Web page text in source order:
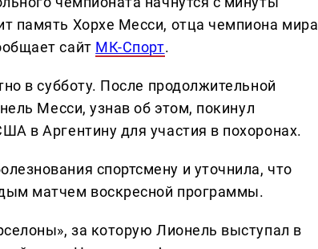
память Хорхе Месси, отца чемпиона мира
сайт МК-Спорт.
в субботу. После продолжительной
Месси, узнав об этом, покинул
в Аргентину для участия в похоронах.
спортсмену и уточнила, что
матчем воскресной программы.
за которую Лионель выступал в